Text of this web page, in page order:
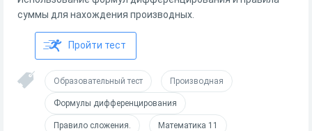
суммы для нахождения производных.
Пройти тест
Образовательный тест Производная
Формулы дифференцирования
Правило сложения. Математика 11